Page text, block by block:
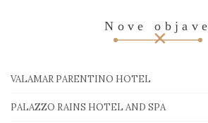
Nove objave
VALAMAR PARENTINO HOTEL
PALAZZO RAINS HOTEL AND SPA